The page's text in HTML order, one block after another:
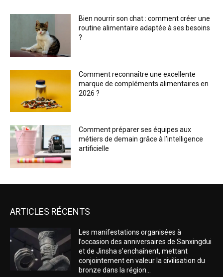
Bien nourrir son chat : comment créer une
routine alimentaire adaptée à ses besoins
?
Comment reconnaître une excellente
marque de compléments alimentaires en
2026 ?
Comment préparer ses équipes aux
métiers de demain grâce à l’intelligence
artificielle
ARTICLES RÉCENTS
Les manifestations organisées à
l’occasion des anniversaires de Sanxingdui
et de Jinsha s’enchaînent, mettant
conjointement en valeur la civilisation du
bronze dans la région...